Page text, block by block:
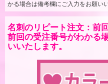
かる場合は備考欄にご入力をお願い
名刺のリピート注文：前
前回の受注番号がわかる
いいたします。